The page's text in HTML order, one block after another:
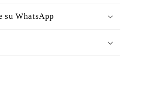
WhatsApp